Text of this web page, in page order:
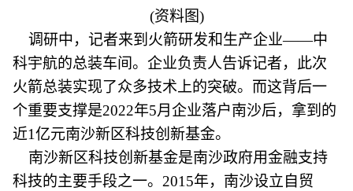
(资料图)
调研中，记者来到火箭研发和生产企业——中
科宇航的总装车间。企业负责人告诉记者，此次
火箭总装实现了众多技术上的突破。而这背后一
个重要支撑是2022年5月企业落户南沙后，拿到的
近1亿元南沙新区科技创新基金。
南沙新区科技创新基金是南沙政府用金融支持
科技的主要手段之一。2015年，南沙设立自贸